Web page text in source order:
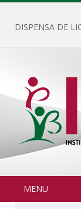
MENU